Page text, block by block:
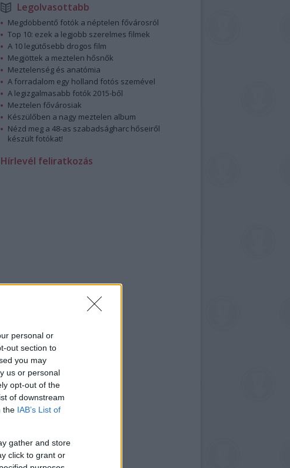
personal or
out section to
you may
us or personal
opt-out of the
of downstream
the IAB’s List of
gather and store
click to grant or
Legolvasottabb
Megdöbbentő fotók a néptelen fővárosról
Top 10: ezek a legjobb szerelmes filmek
A 10 legütősebb drogos film
Megjöttek a meztelen hősnők
Meztelenség és anatómia
A forradalom egy holland fotós szemével
A legizgalmasabb fotók 2015-ből
Meztelen fővárosiak
Készülőben a nagy meztelen album
Nézd meg a 48-as szabadságharc hőseiről
készült fotókat!
Hírlevél feliratkozás